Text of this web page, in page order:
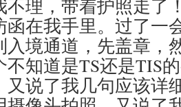
不理，带着护照走了
函在我手里。过了一
入境通道，先盖章，
不知道是TS还是TIS
又说了我几句应该详